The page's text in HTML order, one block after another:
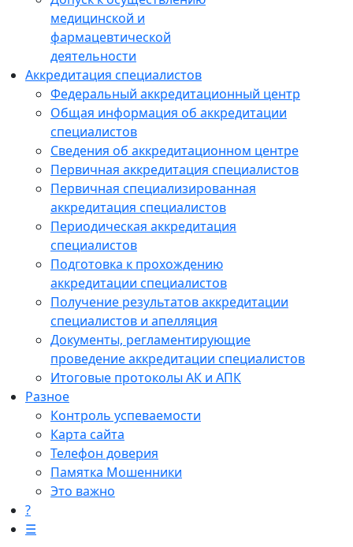
медицинской и
фармацевтической
деятельности
Аккредитация специалистов
Федеральный аккредитационный центр
Общая информация об аккредитации
специалистов
Сведения об аккредитационном центре
Первичная аккредитация специалистов
Первичная специализированная
аккредитация специалистов
Периодическая аккредитация
специалистов
Подготовка к прохождению
аккредитации специалистов
Получение результатов аккредитации
специалистов и апелляция
Документы, регламентирующие
проведение аккредитации специалистов
Итоговые протоколы АК и АПК
Разное
Контроль успеваемости
Карта сайта
Телефон доверия
Памятка Мошенники
Это важно
?
☰